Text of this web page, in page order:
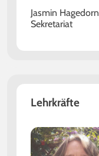
Jasmin Hagedorn
Sekretariat
Lehrkräfte